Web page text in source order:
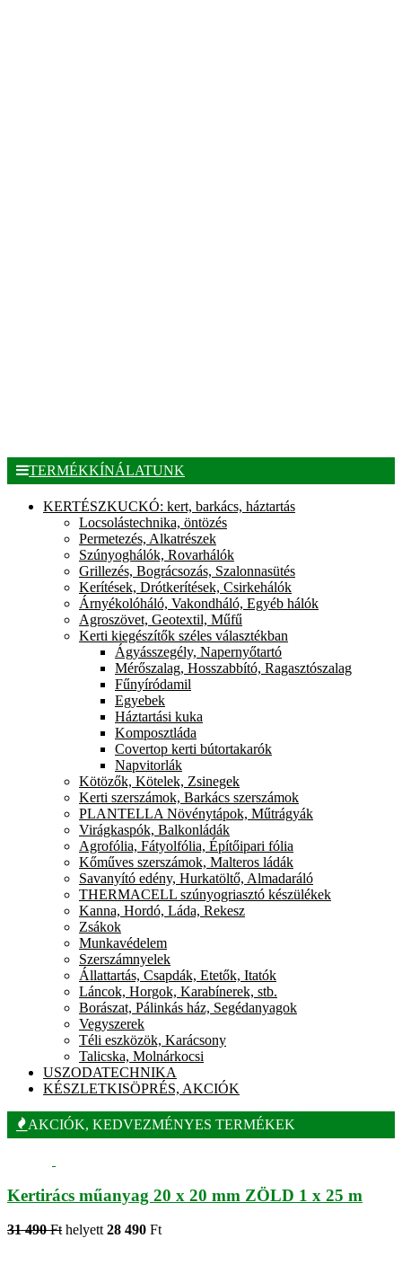
TERMÉKKÍNÁLATUNK
KERTÉSZKUCKÓ: kert, barkács, háztartás
Locsolástechnika, öntözés
Permetezés, Alkatrészek
Szúnyoghálók, Rovarhálók
Grillezés, Bográcsozás, Szalonnasütés
Kerítések, Drótkerítések, Csirkehálók
Árnyékolóháló, Vakondháló, Egyéb hálók
Agroszövet, Geotextil, Műfű
Kerti kiegészítők széles választékban
Ágyásszegély, Napernyőtartó
Mérőszalag, Hosszabbító, Ragasztószalag
Fűnyíródamil
Egyebek
Háztartási kuka
Komposztláda
Covertop kerti bútortakarók
Napvitorlák
Kötözők, Kötelek, Zsinegek
Kerti szerszámok, Barkács szerszámok
PLANTELLA Növénytápok, Műtrágyák
Virágkaspók, Balkonládák
Agrofólia, Fátyolfólia, Építőipari fólia
Kőműves szerszámok, Malteros ládák
Savanyító edény, Hurkatöltő, Almadaráló
THERMACELL szúnyogriasztó készülékek
Kanna, Hordó, Láda, Rekesz
Zsákok
Munkavédelem
Szerszámnyelek
Állattartás, Csapdák, Etetők, Itatók
Láncok, Horgok, Karabínerek, stb.
Borászat, Pálinkás ház, Segédanyagok
Vegyszerek
Téli eszközök, Karácsony
Talicska, Molnárkocsi
USZODATECHNIKA
KÉSZLETKISÖPRÉS, AKCIÓK
AKCIÓK, KEDVEZMÉNYES TERMÉKEK
Kertirács műanyag 20 x 20 mm ZÖLD 1 x 25 m
31 490 Ft helyett 28 490 Ft